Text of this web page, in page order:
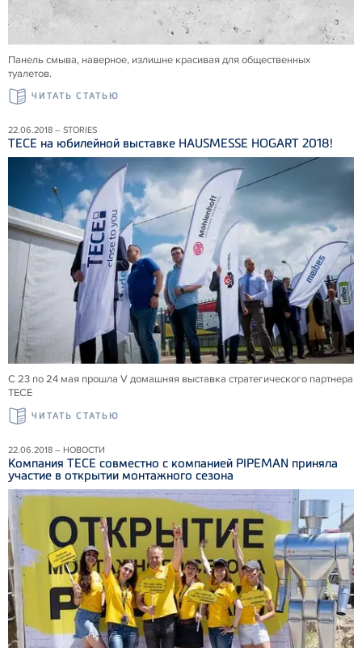
Панель смыва, наверное, излишне красивая для общественных
туалетов.
ЧИТАТЬ СТАТЬЮ
22.06.2018 – STORIES
ТЕСЕ на юбилейной выставке HAUSMESSE HOGART 2018!
С 23 по 24 мая прошла V домашняя выставка стратегического партнера
ТЕСЕ
ЧИТАТЬ СТАТЬЮ
22.06.2018 – НОВОСТИ
Компания ТЕСЕ совместно с компанией PIPEMAN приняла
участие в открытии монтажного сезона